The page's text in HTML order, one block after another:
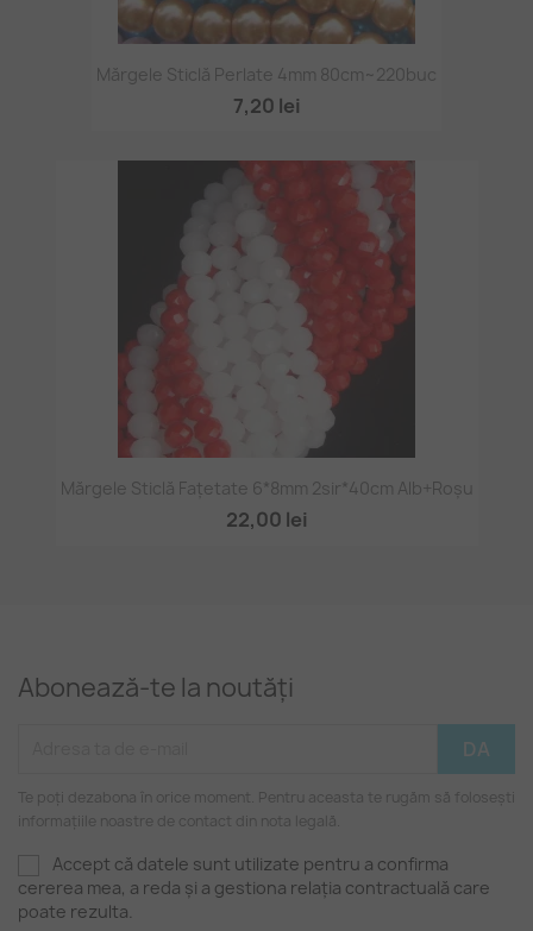
Mărgele Sticlă Perlate 4mm 80cm~220buc
7,20 lei
Mărgele Sticlă Fațetate 6*8mm 2sir*40cm Alb+roșu
22,00 lei
Abonează-te la noutăți
Te poți dezabona în orice moment. Pentru aceasta te rugăm să folosești
informațiile noastre de contact din nota legală.
Accept că datele sunt utilizate pentru a confirma
cererea mea, a reda și a gestiona relația contractuală care
poate rezulta.